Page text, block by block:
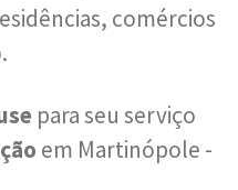
comércios
para seu serviço
em Martinópole -